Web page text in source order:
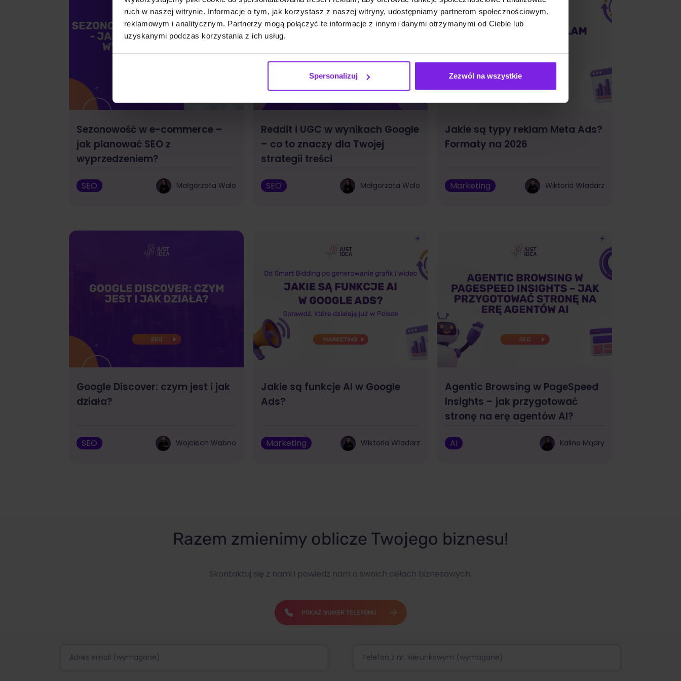
ruch w naszej witrynie. Informacje o tym, jak korzystasz z naszej witryny, udostępniamy partnerom społecznościowym,
reklamowym i analitycznym. Partnerzy mogą połączyć te informacje z innymi danymi otrzymanymi od Ciebie lub
uzyskanymi podczas korzystania z ich usług.
Spersonalizuj Zezwól na wszystkie
Sezonowość w e-commerce –
jak planować SEO z
wyprzedzeniem?
SEO Małgorzata Walo
Reddit i UGC w wynikach Google
– co to znaczy dla Twojej
strategii treści
SEO Małgorzata Walo
Jakie są typy reklam Meta Ads?
Formaty na 2026
Marketing Wiktoria Władarz
Google Discover: czym jest i jak
działa?
SEO Wojciech Wabno
Jakie są funkcje AI w Google
Ads?
Marketing Wiktoria Władarz
Agentic Browsing w PageSpeed
Insights – jak przygotować
stronę na erę agentów AI?
AI Kalina Mądry
Razem zmienimy oblicze Twojego biznesu!
Skontaktuj się z nami i powiedz nam o swoich celach biznesowych.
POKAŻ NUMER TELEFONU